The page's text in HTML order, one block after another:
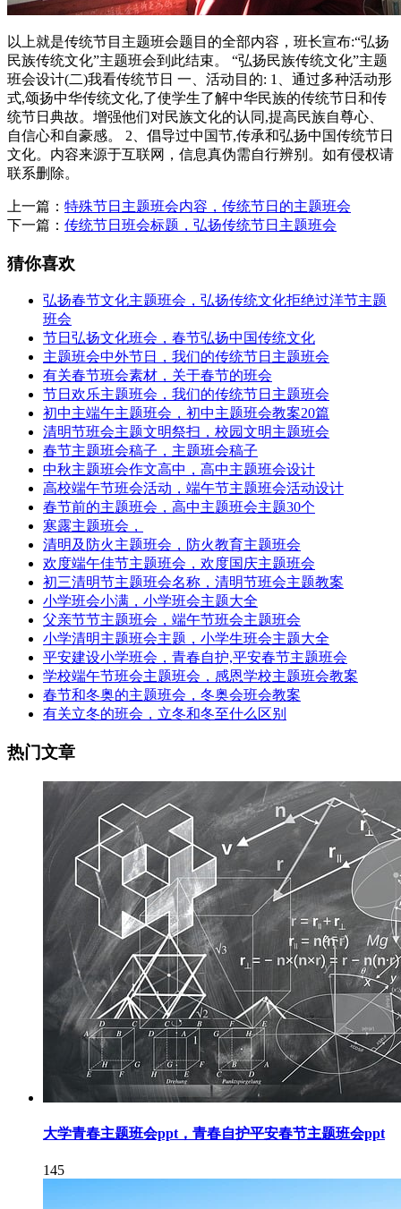
以上就是传统节目主题班会题目的全部内容，班长宣布:“弘扬
民族传统文化”主题班会到此结束。 “弘扬民族传统文化”主题
班会设计(二)我看传统节日 一、活动目的: 1、通过多种活动形
式,颂扬中华传统文化,了使学生了解中华民族的传统节日和传
统节日典故。增强他们对民族文化的认同,提高民族自尊心、
自信心和自豪感。 2、倡导过中国节,传承和弘扬中国传统节日
文化。内容来源于互联网，信息真伪需自行辨别。如有侵权请
联系删除。
上一篇： 特殊节日主题班会内容，传统节日的主题班会
下一篇： 传统节日班会标题，弘扬传统节日主题班会
猜你喜欢
弘扬春节文化主题班会，弘扬传统文化拒绝过洋节主题
班会
节日弘扬文化班会，春节弘扬中国传统文化
主题班会中外节日，我们的传统节日主题班会
有关春节班会素材，关于春节的班会
节日欢乐主题班会，我们的传统节日主题班会
初中主端午主题班会，初中主题班会教案20篇
清明节班会主题文明祭扫，校园文明主题班会
春节主题班会稿子，主题班会稿子
中秋主题班会作文高中，高中主题班会设计
高校端午节班会活动，端午节主题班会活动设计
春节前的主题班会，高中主题班会主题30个
寒露主题班会，
清明及防火主题班会，防火教育主题班会
欢度端午佳节主题班会，欢度国庆主题班会
初三清明节主题班会名称，清明节班会主题教案
小学班会小满，小学班会主题大全
父亲节节主题班会，端午节班会主题班会
小学清明主题班会主题，小学生班会主题大全
平安建设小学班会，青春自护,平安春节主题班会
学校端午节班会主题班会，感恩学校主题班会教案
春节和冬奥的主题班会，冬奥会班会教案
有关立冬的班会，立冬和冬至什么区别
热门文章
大学青春主题班会ppt，青春自护平安春节主题班会ppt
145